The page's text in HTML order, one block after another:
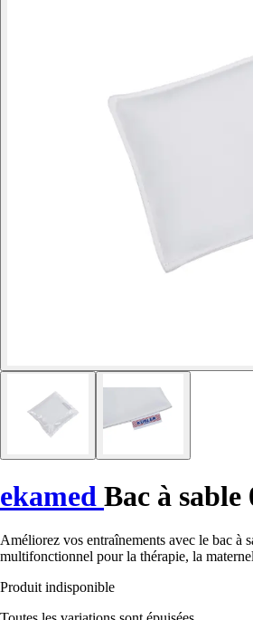
ekamed Bac à sable
Améliorez vos entraînements avec le bac à
multifonctionnel pour la thérapie, la
Produit indisponible